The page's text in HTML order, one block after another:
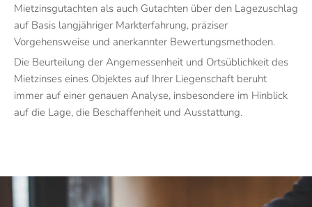
Mietzinsgutachten als auch Gutachten über den Lagezuschlag
auf Basis langjähriger Markterfahrung, präziser
Vorgehensweise und anerkannter Bewertungsmethoden.
Die Beurteilung der Angemessenheit und Ortsüblichkeit des
Mietzinses eines Objektes auf Ihrer Liegenschaft beruht
immer auf einer genauen Analyse, insbesondere im Hinblick
auf die Lage, die Beschaffenheit und Ausstattung.